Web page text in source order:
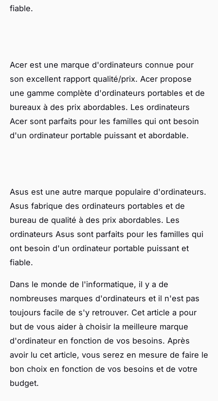
fiable.
Acer est une marque d'ordinateurs connue pour
son excellent rapport qualité/prix. Acer propose
une gamme complète d'ordinateurs portables et de
bureaux à des prix abordables. Les ordinateurs
Acer sont parfaits pour les familles qui ont besoin
d'un ordinateur portable puissant et abordable.
Asus est une autre marque populaire d'ordinateurs.
Asus fabrique des ordinateurs portables et de
bureau de qualité à des prix abordables. Les
ordinateurs Asus sont parfaits pour les familles qui
ont besoin d'un ordinateur portable puissant et
fiable.
Dans le monde de l'informatique, il y a de
nombreuses marques d'ordinateurs et il n'est pas
toujours facile de s'y retrouver. Cet article a pour
but de vous aider à choisir la meilleure marque
d'ordinateur en fonction de vos besoins. Après
avoir lu cet article, vous serez en mesure de faire le
bon choix en fonction de vos besoins et de votre
budget.